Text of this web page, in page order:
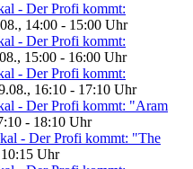
- Der Profi kommt:
14:00 - 15:00 Uhr
- Der Profi kommt:
15:00 - 16:00 Uhr
- Der Profi kommt:
16:10 - 17:10 Uhr
- Der Profi kommt: "Aram
- 18:10 Uhr
- Der Profi kommt: "The
Uhr